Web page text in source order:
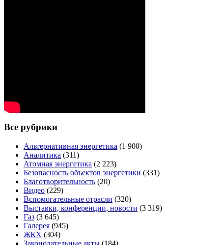
Все рубрики
Альтернативная энергетика (1 900)
Аналитика (311)
Атомная энергетика (2 223)
Безопасность объектов энергетики (331)
Благотворительность (20)
Видео (229)
Вспомогательные отрасли (320)
Выставки, конференции, новости (3 319)
Газ (3 645)
Галерея (945)
ЖКХ (304)